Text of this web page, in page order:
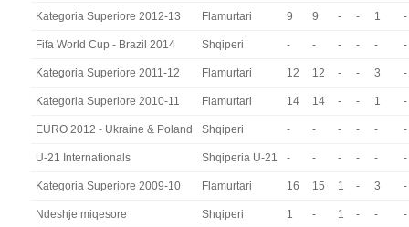
Kategoria Superiore 2012-13 Flamurtari 9 9 - - 1 -
Fifa World Cup - Brazil 2014 Shqiperi - - - - - -
Kategoria Superiore 2011-12 Flamurtari 12 12 - - 3 -
Kategoria Superiore 2010-11 Flamurtari 14 14 - - 1 -
EURO 2012 - Ukraine & Poland Shqiperi - - - - - -
U-21 Internationals Shqiperia U-21 - - - - - -
Kategoria Superiore 2009-10 Flamurtari 16 15 1 - 3 -
Ndeshje miqesore Shqiperi 1 - 1 - -
-